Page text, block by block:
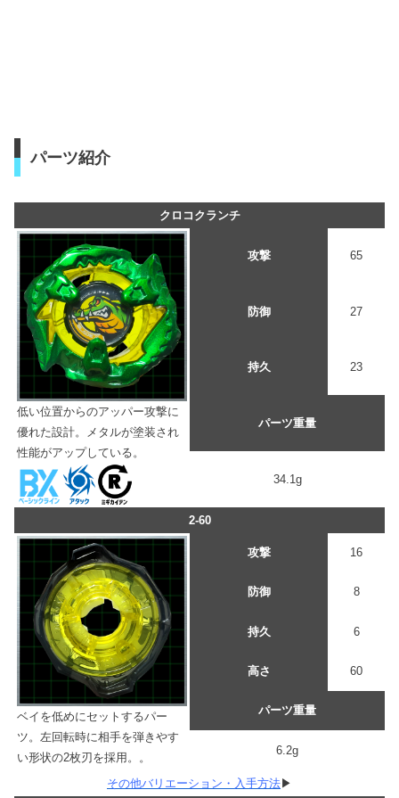
パーツ紹介
クロコクランチ
低い位置からのアッパー攻撃に
優れた設計。メタルが塗装され
性能がアップしている。
攻撃 65
防御 27
持久 23
パーツ重量
34.1g
2-60
ベイを低めにセットするパー
ツ。左回転時に相手を弾きやす
い形状の2枚刃を採用。。
攻撃 16
防御 8
持久 6
高さ 60
パーツ重量
6.2g
その他バリエーション・入手方法▶